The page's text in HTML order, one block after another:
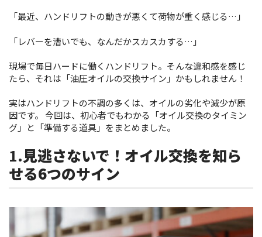
「最近、ハンドリフトの動きが悪くて荷物が重く感じる…」
「レバーを漕いでも、なんだかスカスカする…」
現場で毎日ハードに働くハンドリフト。そんな違和感を感じ
たら、それは「油圧オイルの交換サイン」かもしれません！
実はハンドリフトの不調の多くは、オイルの劣化や減少が原
因です。 今回は、初心者でもわかる「オイル交換のタイミン
グ」と「準備する道具」をまとめました。
1.見逃さないで！オイル交換を知ら
せる6つのサイン